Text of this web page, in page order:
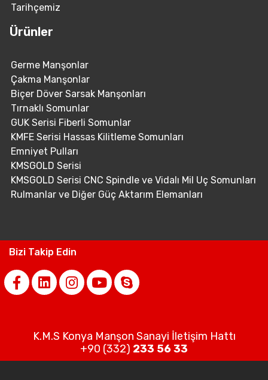
Tarihçemiz
Ürünler
Germe Manşonlar
Çakma Manşonlar
Biçer Döver Sarsak Manşonları
Tırnaklı Somunlar
GUK Serisi Fiberli Somunlar
KMFE Serisi Hassas Kilitleme Somunları
Emniyet Pulları
KMSGOLD Serisi
KMSGOLD Serisi CNC Spindle ve Vidalı Mil Uç Somunları
Rulmanlar ve Diğer Güç Aktarım Elemanları
Bizi Takip Edin
K.M.S Konya Manşon Sanayi İletişim Hattı
+90 (332) 233 56 33